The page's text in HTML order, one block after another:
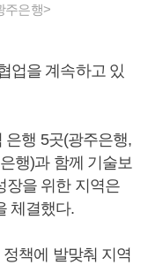
주은행>
업을 계속하고 있
은행 5곳(광주은행,
행)과 함께 기술보
장을 위한 지역은
체결했다.
책에 발맞춰 지역